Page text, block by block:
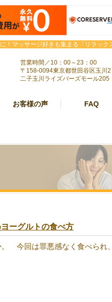
マッサージ好きも集まる「リラッ
営業時間／10：00～23：00
〒158-0094東京都世田谷区玉川
二子玉川ライズバーズモール205
お客様の声 FAQ
ーグルトの食べ方
今回は罪悪感なく食べられ、